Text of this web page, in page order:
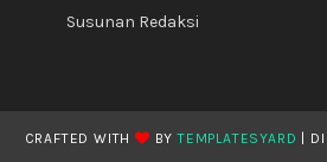
Susunan Redaksi
CRAFTED WITH BYTEMPLATESYARD |